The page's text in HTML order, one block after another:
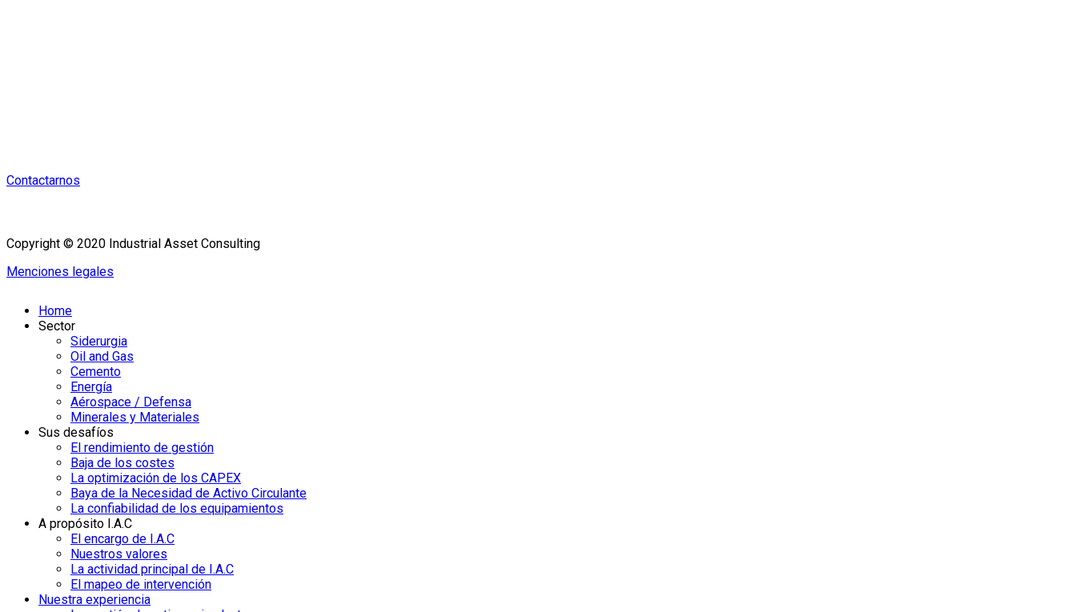
Contactarnos
Copyright © 2020 Industrial Asset Consulting
Menciones legales
Home
Sector
Siderurgia
Oil and Gas
Cemento
Energía
Aérospace / Defensa
Minerales y Materiales
Sus desafíos
El rendimiento de gestión
Baja de los costes
La optimización de los CAPEX
Baya de la Necesidad de Activo Circulante
La confiabilidad de los equipamientos
A propósito I.A.C
El encargo de I.A.C
Nuestros valores
La actividad principal de I.A.C
El mapeo de intervención
Nuestra experiencia